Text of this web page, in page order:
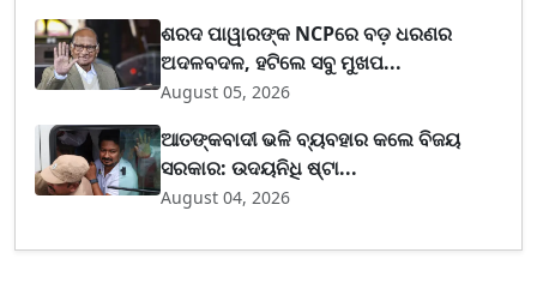
ଶରଦ ପାୱାରଙ୍କ NCPରେ ବଡ଼ ଧରଣର
ଅଦଳବଦଳ, ହଟିଲେ ସବୁ ମୁଖପ...
August 05, 2026
ଆତଙ୍କବାଦୀ ଭଳି ବ୍ୟବହାର କଲେ ବିଜୟ
ସରକାର: ଉଦୟନିଧି ଷ୍ଟା...
August 04, 2026